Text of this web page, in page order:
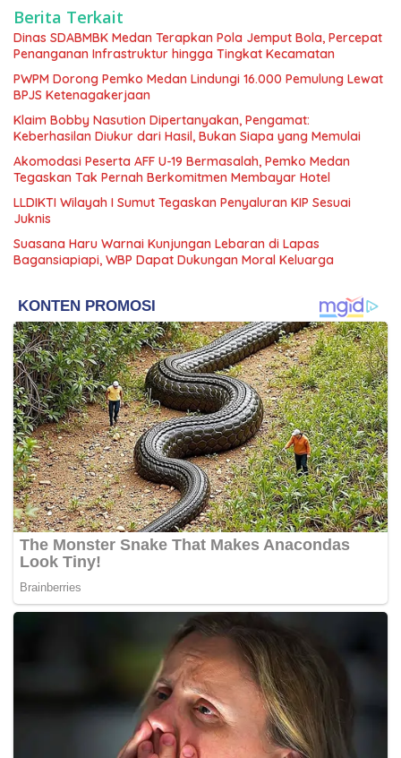
Berita Terkait
Dinas SDABMBK Medan Terapkan Pola Jemput Bola, Percepat
Penanganan Infrastruktur hingga Tingkat Kecamatan
PWPM Dorong Pemko Medan Lindungi 16.000 Pemulung Lewat
BPJS Ketenagakerjaan
Klaim Bobby Nasution Dipertanyakan, Pengamat:
Keberhasilan Diukur dari Hasil, Bukan Siapa yang Memulai
Akomodasi Peserta AFF U-19 Bermasalah, Pemko Medan
Tegaskan Tak Pernah Berkomitmen Membayar Hotel
LLDIKTI Wilayah I Sumut Tegaskan Penyaluran KIP Sesuai
Juknis
Suasana Haru Warnai Kunjungan Lebaran di Lapas
Bagansiapiapi, WBP Dapat Dukungan Moral Keluarga